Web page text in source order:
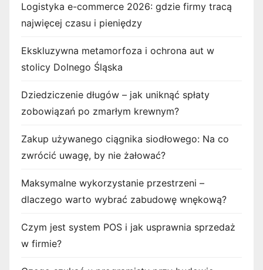
Logistyka e-commerce 2026: gdzie firmy tracą
najwięcej czasu i pieniędzy
Ekskluzywna metamorfoza i ochrona aut w
stolicy Dolnego Śląska
Dziedziczenie długów – jak uniknąć spłaty
zobowiązań po zmarłym krewnym?
Zakup używanego ciągnika siodłowego: Na co
zwrócić uwagę, by nie żałować?
Maksymalne wykorzystanie przestrzeni –
dlaczego warto wybrać zabudowę wnękową?
Czym jest system POS i jak usprawnia sprzedaż
w firmie?